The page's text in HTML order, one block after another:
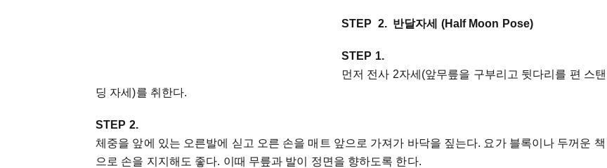
STEP 2. 반달자세 (Half Moon Pose)
STEP 1.
먼저 전사 2자세(앞무릎을 구부리고 뒷다리를 편 스탠
딩 자세)를 취한다.
STEP 2.
체중을 앞에 있는 오른발에 싣고 오른 손을 매트 앞으로 가져가 바닥을 짚는다. 요가 블록이나 두꺼운 책
으로 손을 지지해도 좋다. 이때 무릎과 발이 정면을 향하도록 한다.